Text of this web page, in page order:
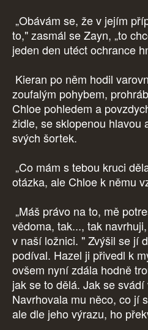
„Obávám se, že v jejím
to," zasmál se Zayn, „to
jeden den utéct ochrance
Kieran po něm hodil
zoufalým pohybem,
Chloe pohledem a
židle, se sklopenou hlavou
svých šortek.
„Co mám s tebou kruci
otázka, ale Chloe k němu
„Máš právo na to, mě
vědoma, tak..., tak
v naší ložnici. " Zvýšil se jí
podíval. Hazel ji přivedl k
ovšem nyní zdála hodně
jak se to dělá. Jak se
Navrhovala mu něco, co jí
ale dle jeho výrazu, ho